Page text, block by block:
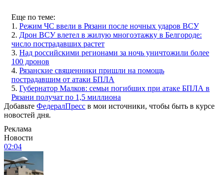
Еще по теме:
1. Режим ЧС ввели в Рязани после ночных ударов ВСУ
2. Дрон ВСУ влетел в жилую многоэтажку в Белгороде:
число пострадавших растет
3. Над российскими регионами за ночь уничтожили более
100 дронов
4. Рязанские священники пришли на помощь
пострадавшим от атаки БПЛА
5. Губернатор Малков: семьи погибших при атаке БПЛА в
Рязани получат по 1,5 миллиона
Добавьте ФедералПресс в мои источники, чтобы быть в курсе
новостей дня.
Реклама
Новости
02:04